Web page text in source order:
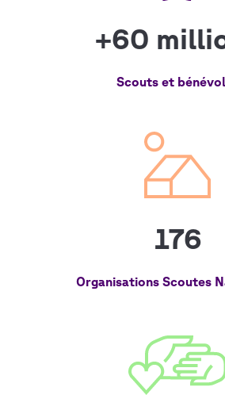
+60
Scouts et
176
Organisations Scoutes